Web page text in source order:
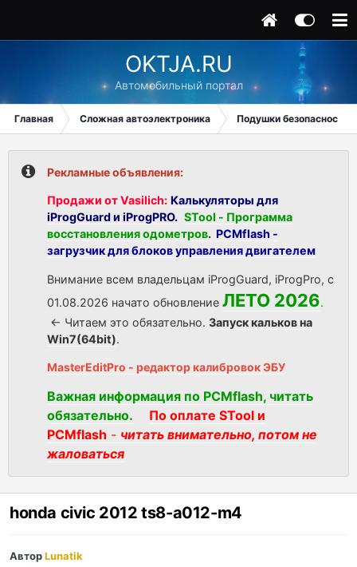
OKTJA.RU
Автомобильный портал
Главная Сложная автоэлектроника Подушки безопасности
Рекламные объявления:
Продажи от Vasilich: Калькуляторы для
iProgGuard и iProgPRO. STool - Программа
восстановления одометров. PCMflash -
загрузчик для блоков управления двигателем
Внимание всем владельцам iProgGuard, iProgPro, с
01.08.2026 начато обновление ЛЕТО 2026.
<- Читаем это обязательно. Запуск кальков на
Win7(64bit).
MasterEditPro - редактор калибровок ЭБУ
Важная информация по PCMflash, читать
обязательно.
По оплате STool и
PCMflash - читать внимательно, потом не
жаловаться
honda civic 2012 ts8-a012-m4
АвторLunatik